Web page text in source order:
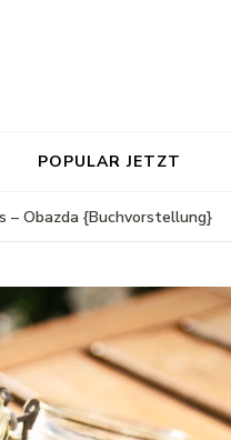
POPULAR JETZT
– Obazda {Buchvorstellung}